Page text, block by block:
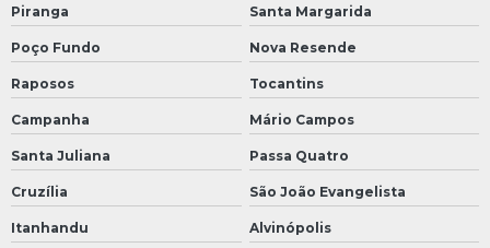
Piranga Santa Margarida
Poço Fundo Nova Resende
Raposos Tocantins
Campanha Mário Campos
Santa Juliana Passa Quatro
Cruzília São João Evangelista
Itanhandu Alvinópolis